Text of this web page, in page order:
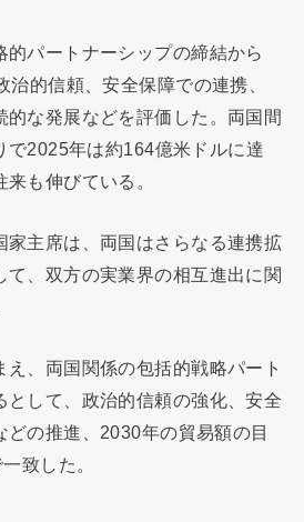
的パートナーシップの締結から
治的信頼、安全保障での連携、
的な発展などを評価した。両国間
で2025年は約164億米ドルに達
も伸びている。
家主席は、両国はさらなる連携拡
て、双方の実業界の相互進出に関
え、両国関係の包括的戦略パート
として、政治的信頼の強化、安全
どの推進、2030年の貿易額の目
致した。